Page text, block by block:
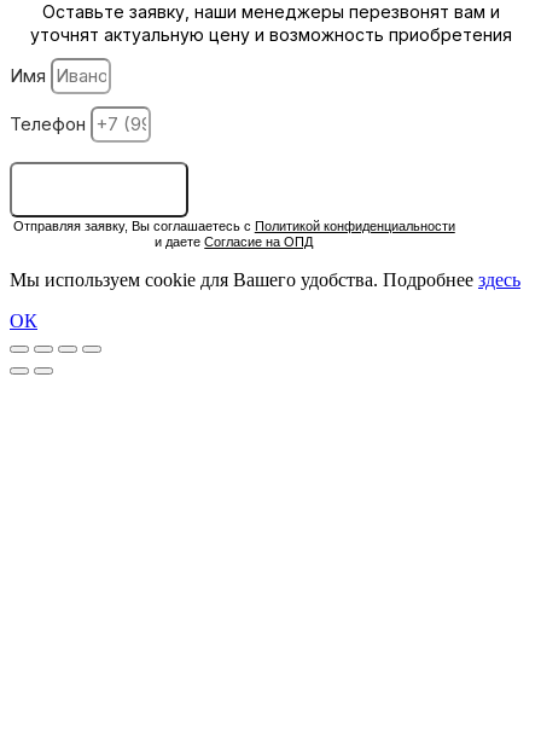
Оставьте заявку, наши менеджеры перезвонят вам и
уточнят актуальную цену и возможность приобретения
Имя
Телефон
Отправляя заявку, Вы соглашаетесь с Политикой конфиденциальности
и даетеСогласие на ОПД
Мы используем cookie для Вашего удобства. Подробнее здесь
ОК